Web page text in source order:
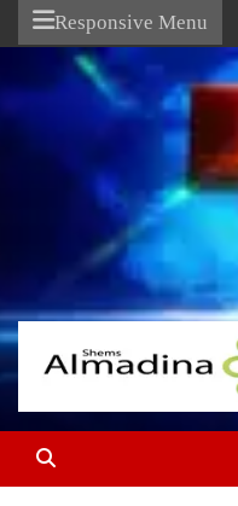
Responsive Menu